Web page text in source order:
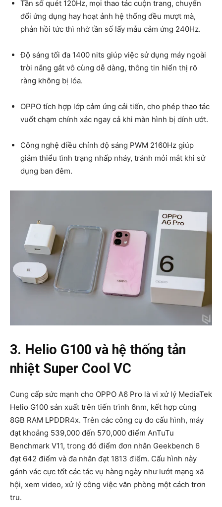
Tần số quét 120Hz, mọi thao tác cuộn trang, chuyển
đổi ứng dụng hay hoạt ảnh hệ thống đều mượt mà,
phản hồi tức thì nhờ tần số lấy mẫu cảm ứng 240Hz.
Độ sáng tối đa 1400 nits giúp việc sử dụng máy ngoài
trời nắng gắt vô cùng dễ dàng, thông tin hiển thị rõ
ràng không bị lóa.
OPPO tích hợp lớp cảm ứng cải tiến, cho phép thao tác
vuốt chạm chính xác ngay cả khi màn hình bị dính ướt.
Công nghệ điều chỉnh độ sáng PWM 2160Hz giúp
giảm thiểu tình trạng nhấp nháy, tránh mỏi mắt khi sử
dụng ban đêm.
3. Helio G100 và hệ thống tản
nhiệt Super Cool VC
Cung cấp sức mạnh cho OPPO A6 Pro là vi xử lý MediaTek
Helio G100 sản xuất trên tiến trình 6nm, kết hợp cùng
8GB RAM LPDDR4x. Trên các công cụ đo cấu hình, máy
đạt khoảng 539,000 đến 570,000 điểm AnTuTu
Benchmark V11, trong đó điểm đơn nhân Geekbench 6
đạt 642 điểm và đa nhân đạt 1813 điểm. Cấu hình này
gánh vác cực tốt các tác vụ hàng ngày như lướt mạng xã
hội, xem video, xử lý công việc văn phòng một cách trơn
tru.